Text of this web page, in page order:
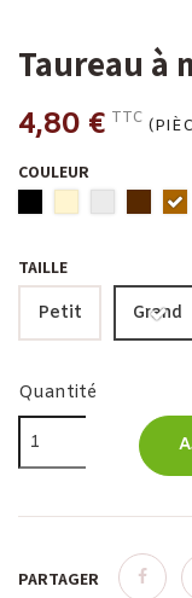
Taureau à
4,80 € TTC
COULEUR
TAILLE
Petit Grand
Quantité
PARTAGER